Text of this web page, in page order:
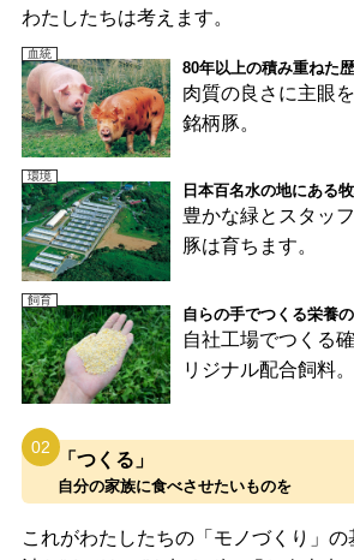
わたしたちは考えます。
血統
80年以上の積み重ねた
肉質の良さに主眼
銘柄豚。
環境
日本百名水の地にある
豊かな緑とスタッ
豚は育ちます。
飼育
自らの手でつくる栄養
自社工場でつくる
リジナル配合飼料。
02
「つくる」
自分の家族に食べさせたいものを
これがわたしたちの「モノづくり」